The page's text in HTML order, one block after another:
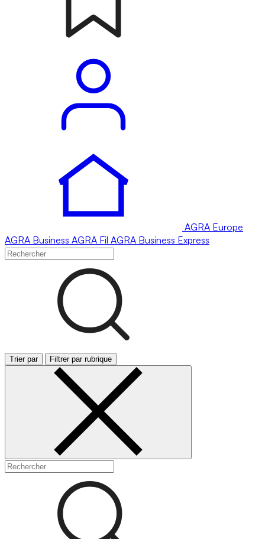
AGRA Europe
AGRA Business AGRA Fil AGRA Business Express
Trier par Filtrer par rubrique